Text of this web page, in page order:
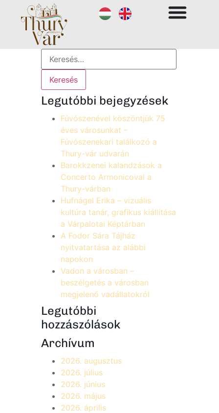
Legutóbbi bejegyzések
Fúvószenével köszöntjük 75
éves városunkat –
Fúvószenekari találkozó a
Thury-vár udvarán
Barokkzenei kalandzások a
Concerto Armonicoval a
Thury-várban
Hufnágel Erika – vizuális
kultúra tanár, grafikus kiállítása
a Várpalotai Képtárban
A Fodor Sára Tájház
nyitvatartása az alábbi
napokon
Vadon a városban –
beszélgetés a városban
megjelenő vadállatokról
Legutóbbi
hozzászólások
Archívum
2026. augusztus
2026. július
2026. június
2026. május
2026. április